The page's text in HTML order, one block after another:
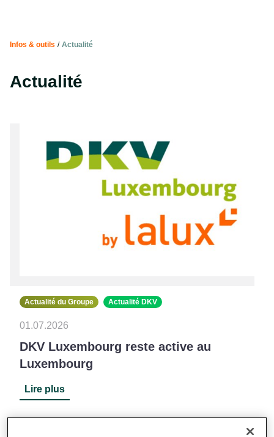
Infos & outils / Actualité
Actualité
Actualité du Groupe Actualité DKV
01.07.2026
DKV Luxembourg reste active au
Luxembourg
Lire plus